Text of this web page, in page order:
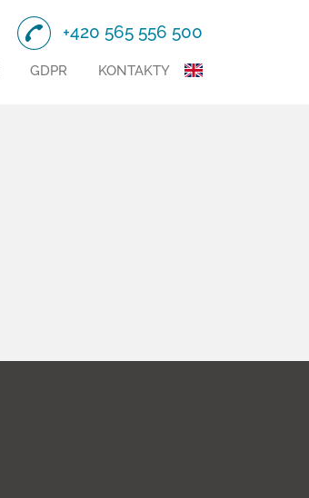
+420 565 556 500
GDPR KONTAKTY